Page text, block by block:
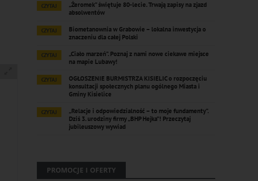
CZYTAJ
„Żeromek” świętuje 80-lecie. Trwają zapisy na zjazd
absolwentów
CZYTAJ
Biometanownia w Grabowie – lokalna inwestycja o
znaczeniu dla całej Polski
CZYTAJ
„Ciało marzeń”. Poznaj z nami nowe ciekawe miejsce
na mapie Lubawy!
CZYTAJ
OGŁOSZENIE BURMISTRZA KISIELIC o rozpoczęciu
konsultacji społecznych planu ogólnego Miasta i
Gminy Kisielice
CZYTAJ
„Relacje i odpowiedzialność – to moje fundamenty”.
Dziś 3. urodziny firmy „BHP Hejka”! Przeczytaj
jubileuszowy wywiad
PROMOCJE I OFERTY